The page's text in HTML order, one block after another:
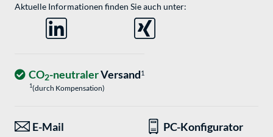
Aktuelle Informationen finden Sie auch unter:
CO2-neutralerVersand1
1(durch Kompensation)
E-Mail PC-Konfigurator